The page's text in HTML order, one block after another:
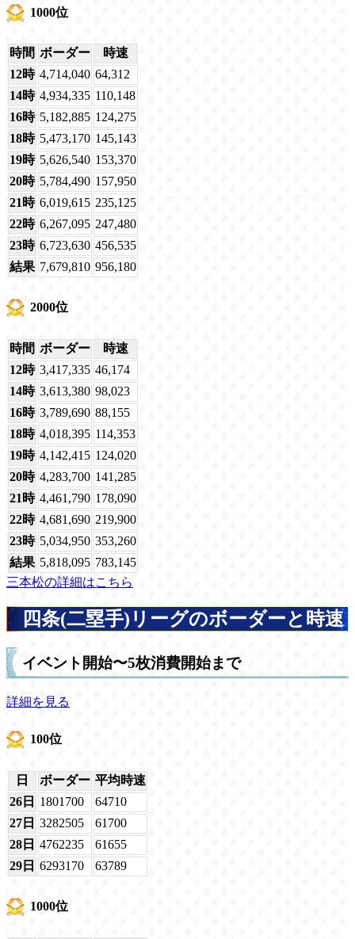
1000位
時間 ボーダー
時速
12時 4,714,040 64,312
14時 4,934,335 110,148
16時 5,182,885 124,275
18時 5,473,170 145,143
19時 5,626,540 153,370
20時 5,784,490 157,950
21時 6,019,615 235,125
22時 6,267,095 247,480
23時 6,723,630 456,535
結果 7,679,810 956,180
2000位
時間 ボーダー
時速
12時 3,417,335 46,174
14時 3,613,380 98,023
16時 3,789,690 88,155
18時 4,018,395 114,353
19時 4,142,415 124,020
20時 4,283,700 141,285
21時 4,461,790 178,090
22時 4,681,690 219,900
23時 5,034,950 353,260
結果 5,818,095 783,145
三本松の詳細はこちら
四条(二塁手)リーグのボーダーと時速
イベント開始〜5枚消費開始まで
詳細を見る
100位
日 ボーダー 平均時速
26日
1801700
64710
27日 3282505
61700
28日 4762235
61655
29日 6293170 63789
1000位